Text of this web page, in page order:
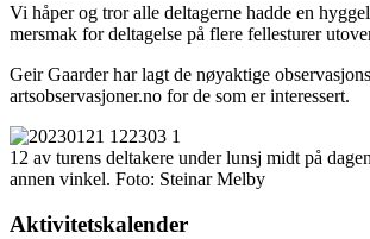
Vi håper og tror alle deltagerne hadde en
mersmak for deltagelse på flere fellesturer
Geir Gaarder har lagt de nøyaktige
artsobservasjoner.no for de som er interessert.
12 av turens deltakere under lunsj midt på
annen vinkel. Foto: Steinar Melby
Aktivitetskalender